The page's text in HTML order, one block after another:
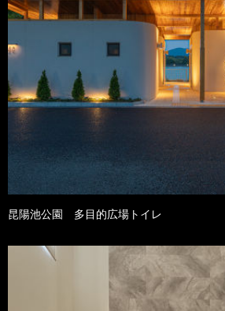
昆陽池公園 多目的広場トイレ